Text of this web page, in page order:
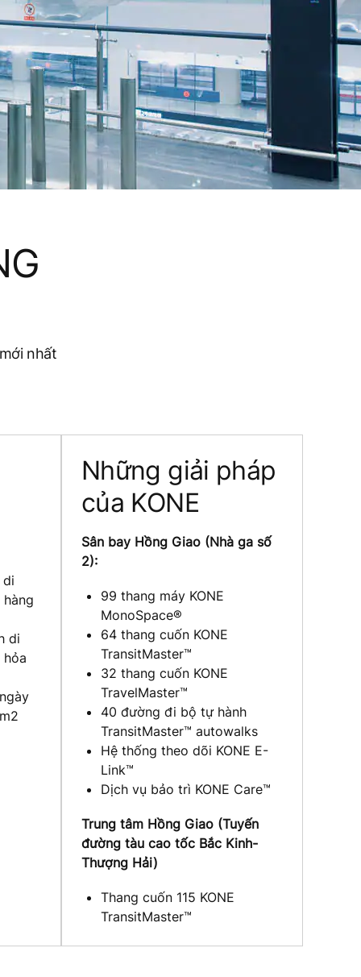
nhất
di
di
Những giải pháp
của KONE
Sân bay Hồng Giao (Nhà ga số
2):
99 thang máy KONE
MonoSpace®
64 thang cuốn KONE
TransitMaster™
32 thang cuốn KONE
TravelMaster™
40 đường đi bộ tự hành
TransitMaster™ autowalks
Hệ thống theo dõi KONE E-
Link™
Dịch vụ bảo trì KONE Care™
Trung tâm Hồng Giao (Tuyến
đường tàu cao tốc Bắc Kinh-
Thượng Hải)
Thang cuốn 115 KONE
TransitMaster™